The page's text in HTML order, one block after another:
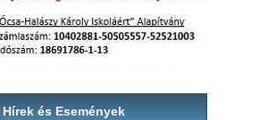
Hírek és Események